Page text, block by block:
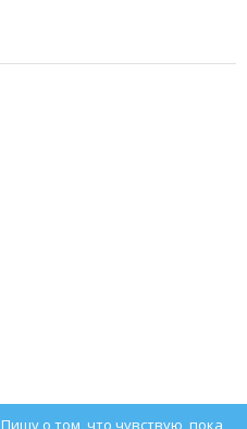
Пишу о том, что чувствую, пока